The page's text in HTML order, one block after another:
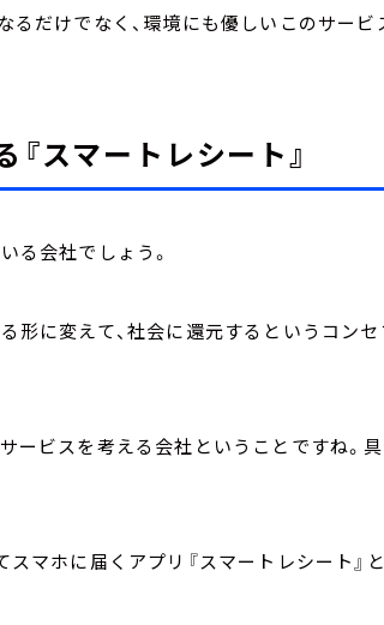
だけでなく、環境にも優しいこのサービ
スマートレシート』
会社でしょう。
に変えて、社会に還元するというコン
ビスを考える会社ということですね。
マホに届くアプリ『スマートレシート』